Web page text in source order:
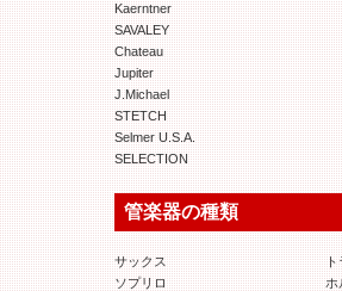
Kaerntner
SAVALEY
Chateau
Jupiter
J.Michael
STETCH
Selmer U.S.A.
SELECTION
管楽器の種類
サックス
ソプリロ
ト
ホ